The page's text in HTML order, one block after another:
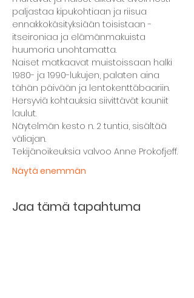
paljastaa kipukohtiaan ja riisua
ennakkokäsityksiään toisistaan -
itseironiaa ja elämänmakuista
huumoria unohtamatta.
Naiset matkaavat muistoissaan halki
1980- ja 1990-lukujen, palaten aina
tähän päivään ja lentokenttäbaariin.
Hersyviä kohtauksia siivittävät kauniit
laulut.
Näytelmän kesto n. 2 tuntia, sisältää
väliajan.
Tekijänoikeuksia valvoo Anne Prokofjeff.
Näytä enemmän
Jaa tämä tapahtuma